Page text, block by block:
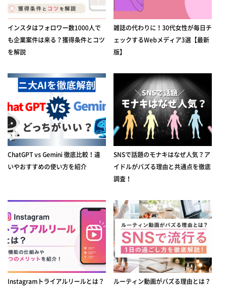
インスタはフォロワー数1000人で
も企業案件は来る？獲得条件とコツ
を解説
雑誌の代わりに！30代女性が毎日チ
ェックするWebメディア3選【最新
版】
ChatGPT vs Gemini 徹底比較！違
いやおすすめの使い方を紹介
SNSで話題のモナキはなぜ人気？ア
イドルがバズる理由と共通点を徹底
調査！
Instagramトライアルリールとは？
ルーティン動画がバズる理由とは？